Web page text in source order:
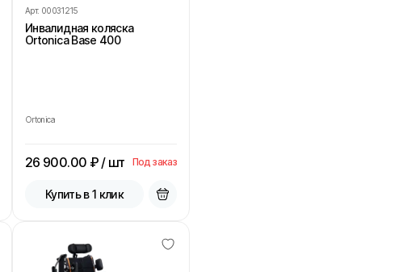
Арт. 00031215
Инвалидная коляска
Ortonica Base 400
Ortonica
26 900.00 ₽ / шт Под заказ
Купить в 1 клик